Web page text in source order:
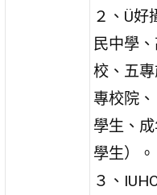
２、Ü好
民中學
校、五
專校院
學生、
學生）。
３、